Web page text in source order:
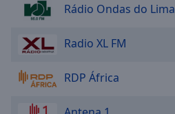
Edge
Style
Rádio Ondas do Lima
Radio XL FM
RDP África